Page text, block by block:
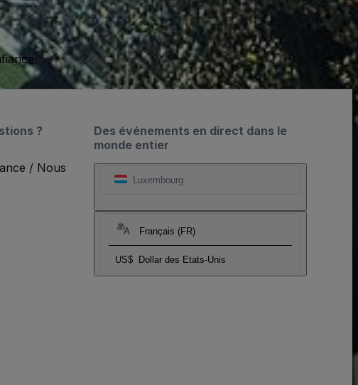
Des événements en direct dans le
monde entier
Luxembourg
Français (FR)
US$ Dollar des Etats-Unis
?
/ Nous